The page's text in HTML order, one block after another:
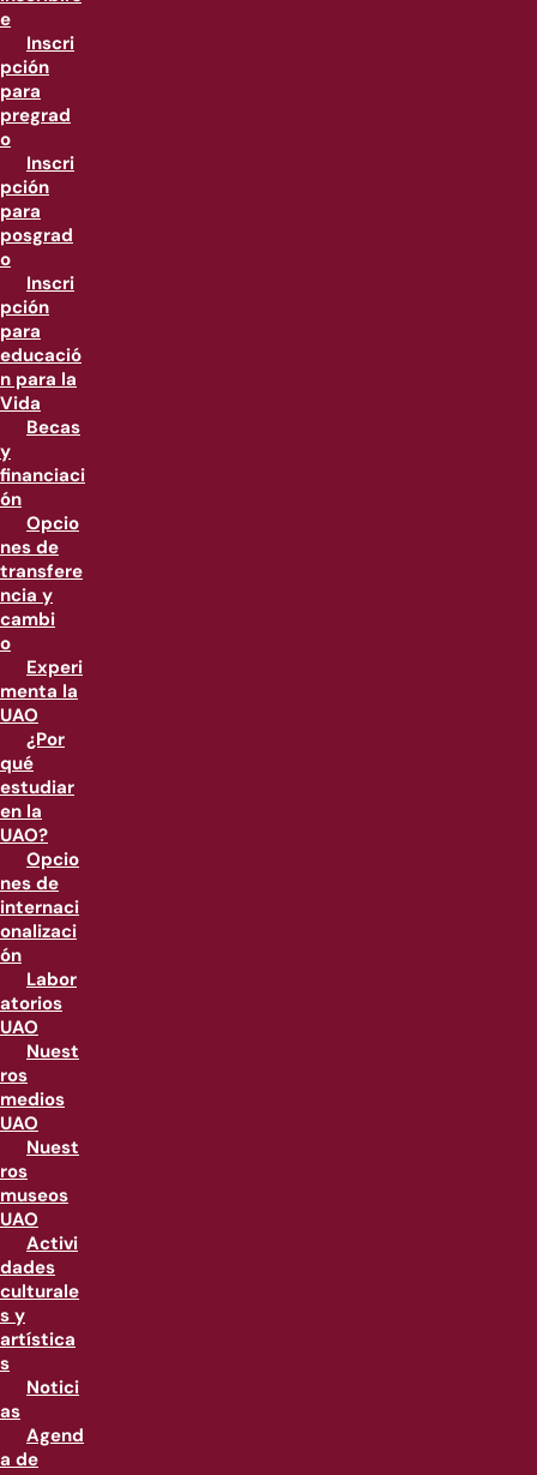
e
Inscri
pción
para
pregrad
o
Inscri
pción
para
posgrad
o
Inscri
pción
para
educació
n para la
Vida
Becas
y
financiaci
ón
Opcio
nes de
transfere
ncia y
cambi
o
Experi
menta la
UAO
¿Por
qué
estudiar
en la
UAO?
Opcio
nes de
internaci
onalizaci
ón
Labor
atorios
UAO
Nuest
ros
medios
UAO
Nuest
ros
museos
UAO
Activi
dades
culturale
s y
artística
s
Notici
as
Agend
a de